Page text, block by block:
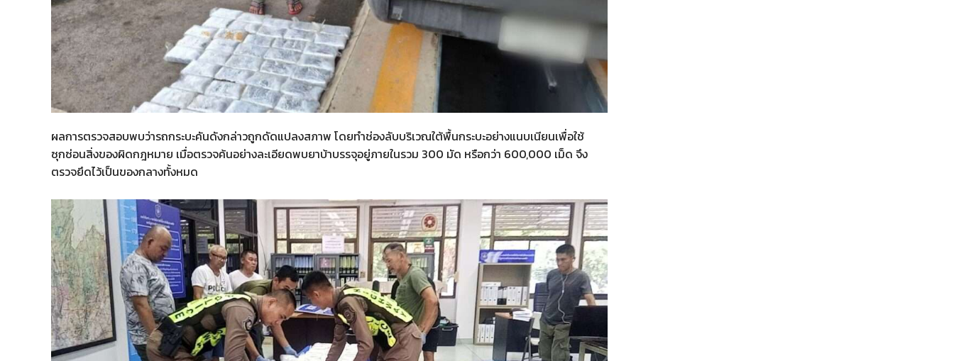
ผลการตรวจสอบพบว่ารถกระบะคันดังกล่าวถูกดัดแปลงสภาพ โดยทำช่องลับบริเวณใต้พื้นกระบะอย่างแนบเนียนเพื่อใช้
ซุกซ่อนสิ่งของผิดกฎหมาย เมื่อตรวจค้นอย่างละเอียดพบยาบ้าบรรจุอยู่ภายในรวม 300 มัด หรือกว่า 600,000 เม็ด จึง
ตรวจยึดไว้เป็นของกลางทั้งหมด